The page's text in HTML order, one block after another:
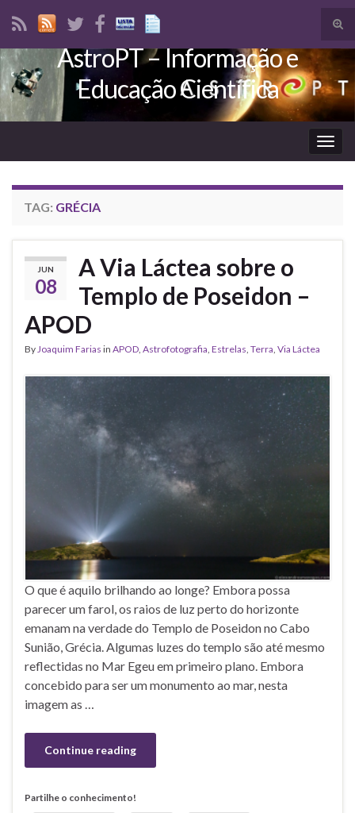
Search for:
AstroPT – Informação e
Educação Científica
TAG: GRÉCIA
JUN
08
A Via Láctea sobre o
Templo de Poseidon –
APOD
ByJoaquim Farias in APOD, Astrofotografia, Estrelas, Terra, Via Láctea
O que é aquilo brilhando ao longe? Embora possa
parecer um farol, os raios de luz perto do horizonte
emanam na verdade do Templo de Poseidon no Cabo
Sunião, Grécia. Algumas luzes do templo são até mesmo
reflectidas no Mar Egeu em primeiro plano. Embora
concebido para ser um monumento ao mar, nesta
imagem as …
Continue reading
Partilhe o conhecimento!